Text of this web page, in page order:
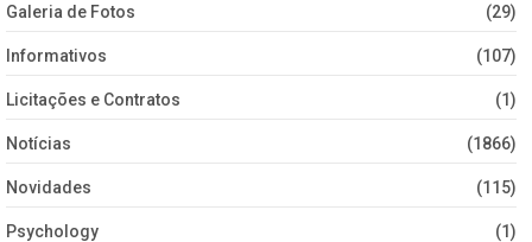
Galeria de Fotos (29)
Informativos (107)
Licitações e Contratos (1)
Notícias (1866)
Novidades (115)
Psychology (1)